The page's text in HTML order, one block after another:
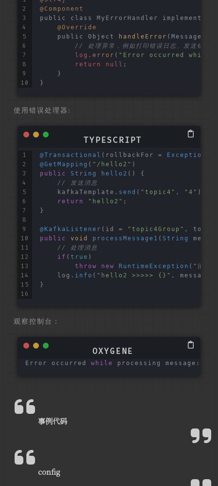
@Component
public class MyErrorHandler implements
@Override
public Object
handleError
// 处理异常，例如打印错误日志、发送错误
log .error ( "Error occurred while
return
null ;
}
}
使用错误处理器:
@Transactional (rollbackFor = Exception
@GetMapping ( "/hello2" )
public
String hello2 ( ) {
// 发送消息
kafkaTemplate. send ( "topic4" , "4" );
return
"hello2" ;
}
@KafkaListener (id = "topic4Group" ,
public
void processMessage1 ( String
// 处理消息
if ( true )
throw
new RuntimeException ( "消息
log. info ( "hello2 >>>>> {}" ,
}
观察控制台：
Error occurred while processing message:
事例代码
config